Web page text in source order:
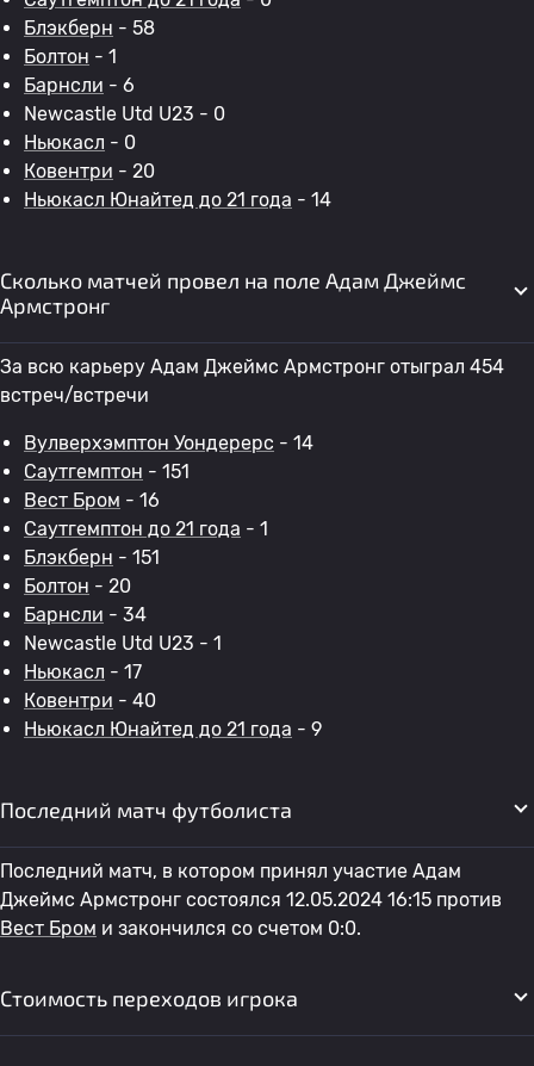
Блэкберн - 58
Болтон - 1
Барнсли - 6
Newcastle Utd U23 - 0
Ньюкасл - 0
Ковентри - 20
Ньюкасл Юнайтед до 21 года - 14
Сколько матчей провел на поле Адам Джеймс
Армстронг
За всю карьеру Адам Джеймс Армстронг отыграл 454
встреч/встречи
Вулверхэмптон Уондерерс - 14
Саутгемптон - 151
Вест Бром - 16
Саутгемптон до 21 года - 1
Блэкберн - 151
Болтон - 20
Барнсли - 34
Newcastle Utd U23 - 1
Ньюкасл - 17
Ковентри - 40
Ньюкасл Юнайтед до 21 года - 9
Последний матч футболиста
Последний матч, в котором принял участие Адам
Джеймс Армстронг состоялся 12.05.2024 16:15 против
Вест Бром и закончился со счетом 0:0.
Стоимость переходов игрока